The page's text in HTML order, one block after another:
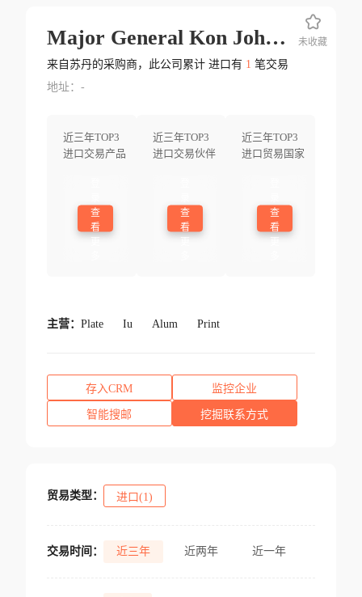
Major General Kon John Akot
来自苏丹的采购商，此公司累计 进口有 1 笔交易
地址：-
近三年TOP3
进口交易产品
查
看
近三年TOP3
进口交易伙伴
查
看
近三年TOP3
进口贸易国家
查
看
未收藏
主营： Plate Iu Alum Print
存入CRM 监控企业
智能搜邮 挖掘联系方式
贸易类型： 进口(1)
交易时间： 近三年 近两年 近一年